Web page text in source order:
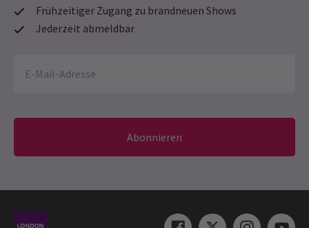
Frühzeitiger Zugang zu brandneuen Shows
Jederzeit abmeldbar
Abonnieren